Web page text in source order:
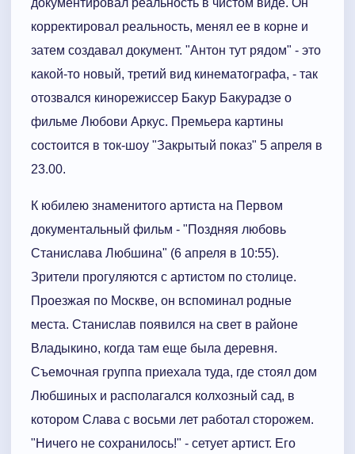
документировал реальность в чистом виде. Он
корректировал реальность, менял ее в корне и
затем создавал документ. "Антон тут рядом" - это
какой-то новый, третий вид кинематографа, - так
отозвался кинорежиссер Бакур Бакурадзе о
фильме Любови Аркус. Премьера картины
состоится в ток-шоу "Закрытый показ" 5 апреля в
23.00.
К юбилею знаменитого артиста на Первом
документальный фильм - "Поздняя любовь
Станислава Любшина" (6 апреля в 10:55).
Зрители прогуляются с артистом по столице.
Проезжая по Москве, он вспоминал родные
места. Станислав появился на свет в районе
Владыкино, когда там еще была деревня.
Съемочная группа приехала туда, где стоял дом
Любшиных и располагался колхозный сад, в
котором Слава с восьми лет работал сторожем.
"Ничего не сохранилось!" - сетует артист. Его